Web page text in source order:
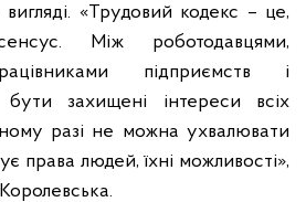
«Трудовий кодекс – це,
Між роботодавцями,
підприємств і
захищені інтереси всіх
разі не можна ухвалювати
права людей, їхні можливості»,